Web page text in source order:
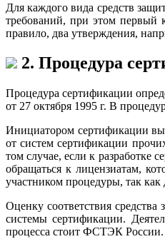
Для каждого вида средств
требований, при этом первый
правило, два утверждения,
2. Процедура
Процедура сертификации
от 27 октября 1995 г. В
Инициатором сертификации
от систем сертификации
том случае, если к
обращаться к лицензиатам,
участником процедуры, так как
Оценку соответствия
системы сертификации.
процесса стоит ФСТЭК России.